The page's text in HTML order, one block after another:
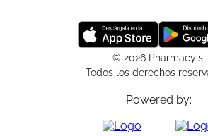
© 2026 Pharmacy's.
Todos los derechos
Powered by: